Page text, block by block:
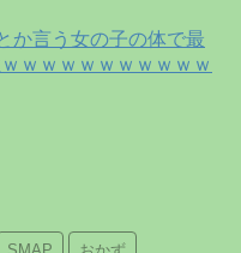
か言う女の子の体で最
ｗｗｗｗｗｗｗｗｗｗ